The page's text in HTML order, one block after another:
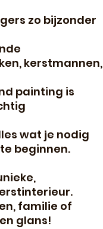
zo bijzonder
kerstmannen,
painting is
wat je nodig
beginnen.
familie of
glans!